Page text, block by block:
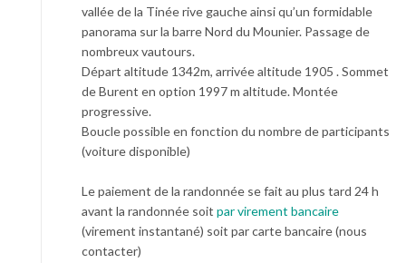
vallée de la Tinée rive gauche ainsi qu’un formidable
panorama sur la barre Nord du Mounier. Passage de
nombreux vautours.
Départ altitude 1342m, arrivée altitude 1905 . Sommet
de Burent en option 1997 m altitude. Montée
progressive.
Boucle possible en fonction du nombre de participants
(voiture disponible)
Le paiement de la randonnée se fait au plus tard 24 h
avant la randonnée soit par virement bancaire
(virement instantané) soit par carte bancaire (nous
contacter)